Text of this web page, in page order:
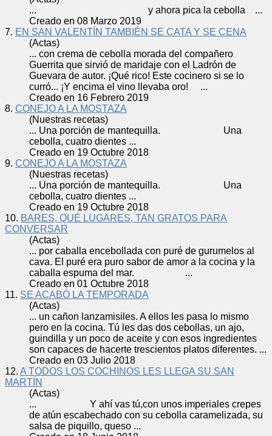
... y ahora pica la cebolla ...
Creado en 08 Marzo 2019
7. EN SAN VALENTÍN TAMBIÉN SE CATA Y SE CENA
(Actas)
... con crema de cebolla morada del compañero
Guerrita que sirvió de maridaje con el Ladrón de
Guevara de autor. ¡Qué rico! Este cocinero si se lo
curró... ¡Y encima el vino llevaba oro! ...
Creado en 16 Febrero 2019
8. CONEJO A LA MOSTAZA
(Nuestras recetas)
... Una porción de mantequilla. Una
cebolla, cuatro dientes ...
Creado en 19 Octubre 2018
9. CONEJO A LA MOSTAZA
(Nuestras recetas)
... Una porción de mantequilla. Una
cebolla, cuatro dientes ...
Creado en 19 Octubre 2018
10. BARES, QUÉ LUGARES, TAN GRATOS PARA
CONVERSAR
(Actas)
... por caballa encebollada con puré de gurumelos al
cava. El puré era puro sabor de amor a la cocina y la
caballa espuma del mar. ...
Creado en 01 Octubre 2018
11. SE ACABÓ LA TEMPORADA
(Actas)
... un cañon lanzamisiles. A ellos les pasa lo mismo
pero en la cocina. Tú les das dos cebollas, un ajo,
guindilla y un poco de aceite y con esos ingredientes
son capaces de hacerte trescientos platos diferentes. ...
Creado en 03 Julio 2018
12. A TODOS LOS COCHINOS LES LLEGA SU SAN
MARTÍN
(Actas)
... Y ahí vas tú,con unos imperiales crepes
de atún escabechado con su cebolla caramelizada, su
salsa de piquillo, queso ...